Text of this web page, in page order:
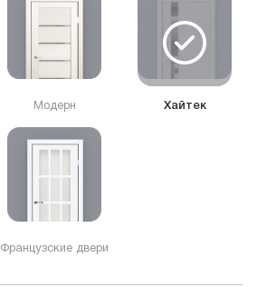
Модерн Хайтек
Французские двери